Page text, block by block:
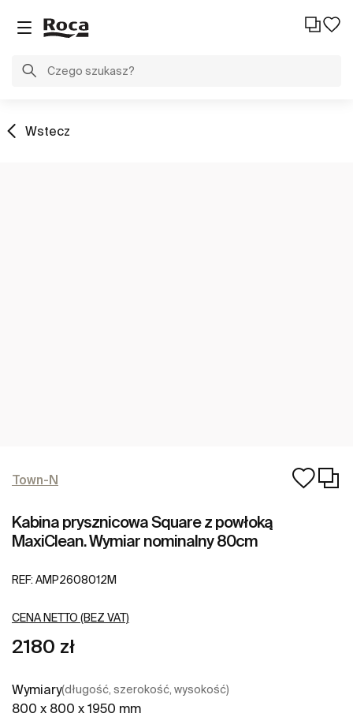
Wstecz
Town-N
Kabina prysznicowa Square z powłoką
MaxiClean. Wymiar nominalny 80cm
REF: AMP2608012M
CENA NETTO (BEZ VAT)
2180 zł
Wymiary(długość, szerokość, wysokość)
800 x 800 x 1950 mm